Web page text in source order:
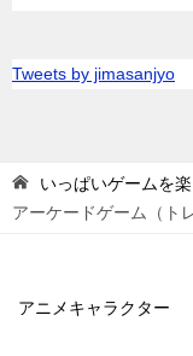
Tweets by jimasanjyo
いっぱいゲームを
アーケードゲーム（ト
アニメキャラクター